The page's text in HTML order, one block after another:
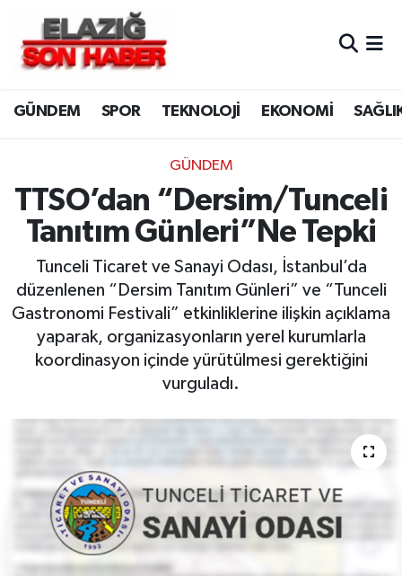
GÜNDEM SPOR TEKNOLOJİ EKONOMİ
GÜNDEM
TTSO’dan “Dersim/Tunceli
Tanıtım Günleri”Ne Tepki
Tunceli Ticaret ve Sanayi Odası, İstanbul’da
düzenlenen “Dersim Tanıtım Günleri” ve “Tunceli
Gastronomi Festivali” etkinliklerine ilişkin açıklama
yaparak, organizasyonların yerel kurumlarla
koordinasyon içinde yürütülmesi gerektiğini
vurguladı.
CANLI YAYIN
ASAYİŞ
BİLİM VE TEKNOLOJİ
DÜNYA
EKONOMİ
ELAZIĞ
HABERDE İNSAN
KÜLTÜR-SANAT
Merkez Hava Durumu
Merkez Trafik Yoğunluk Haritası
Süper Lig Puan Durumu ve Fikstür
Tüm Manşetler
Haber Arşivi